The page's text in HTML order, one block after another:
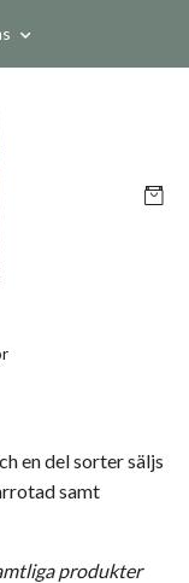
en del sorter säljs
samt
produkter